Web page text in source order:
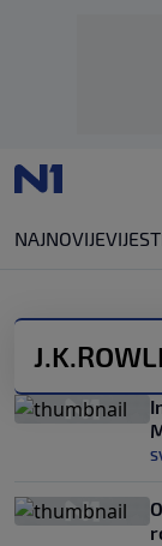
NAJNOVIJE